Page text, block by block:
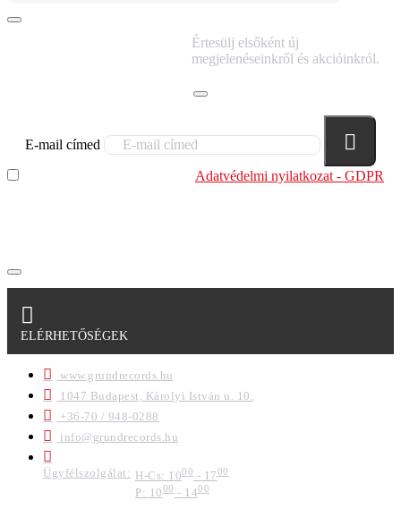
Értesülj elsőként új
megjelenéseinkről és akcióinkról.
E-mail címed
Adatvédelmi nyilatkozat - GDPR
ELÉRHETŐSÉGEK
www.grundrecords.hu
1047 Budapest, Károlyi István u. 10.
+36-70 / 948-0288
info@grundrecords.hu
Ügyfélszolgálat: H-Cs: 1000 - 1700
P: 1000- 1400